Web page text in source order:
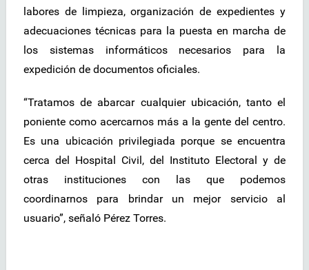
labores de limpieza, organización de expedientes y
adecuaciones técnicas para la puesta en marcha de
los sistemas informáticos necesarios para la
expedición de documentos oficiales.
“Tratamos de abarcar cualquier ubicación, tanto el
poniente como acercarnos más a la gente del centro.
Es una ubicación privilegiada porque se encuentra
cerca del Hospital Civil, del Instituto Electoral y de
otras instituciones con las que podemos
coordinarnos para brindar un mejor servicio al
usuario”, señaló Pérez Torres.